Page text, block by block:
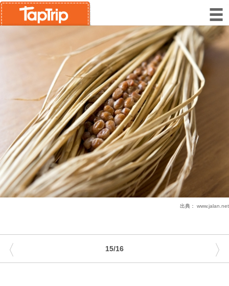
出典： www.jalan.net
15/16
〈 〉